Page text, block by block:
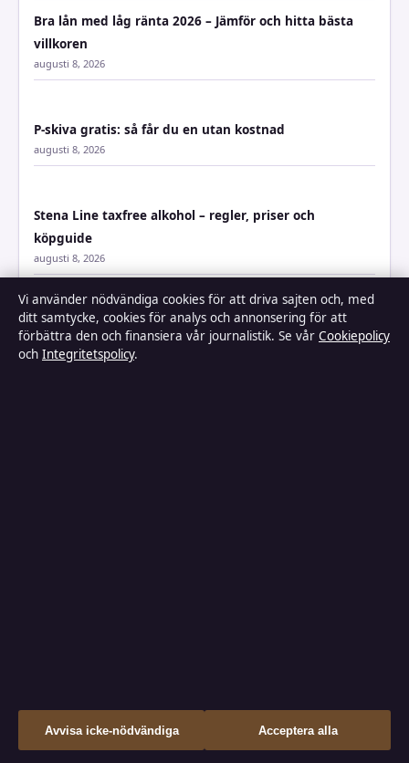
Bra lån med låg ränta 2026 – Jämför och hitta bästa
villkoren
augusti 8, 2026
P-skiva gratis: så får du en utan kostnad
augusti 8, 2026
Stena Line taxfree alkohol – regler, priser och
köpguide
augusti 8, 2026
När försvinner biverkningar av kortison? – Tidsramar
och råd
augusti 7, 2026
Nöje
Nyheter
Vi använder nödvändiga cookies för att driva sajten och, med
ditt samtycke, cookies för analys och annonsering för att
förbättra den och finansiera vår journalistik. Se vår Cookiepolicy
och Integritetspolicy.
Avvisa icke-nödvändiga Acceptera alla